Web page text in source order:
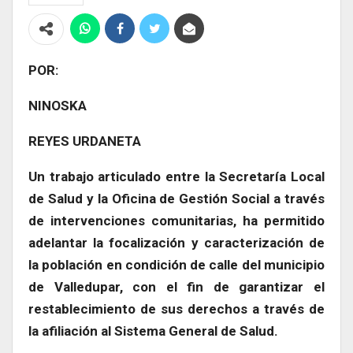
POR:
NINOSKA
REYES URDANETA
Un trabajo articulado entre la Secretaría Local
de Salud y la Oficina de Gestión Social a través
de intervenciones comunitarias, ha permitido
adelantar la focalización y caracterización de
la población en condición de calle del municipio
de Valledupar, con el fin de garantizar el
restablecimiento de sus derechos a través de
la afiliación al Sistema General de Salud.